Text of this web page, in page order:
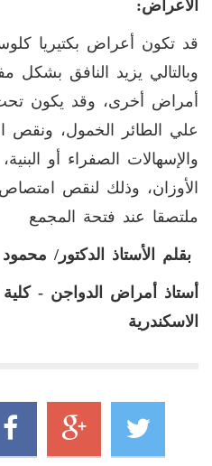
الأعراض:
قد تكون أعراض بكتيريا
وبالتالي يزيد النافق بشكل
أمراض أخرى، وقد يكون
علي الطائر الخمول، ونقص
والإسهالات الصفراء أو
الأوزان، وذلك لنقص
ملتصقا عند فتحة المجمع
بقلم الأستاذ الدكتور/
أستاذ أمراض الدواجن -
الاسكندرية